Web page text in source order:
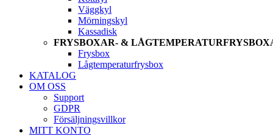
Väggkyl
Mörningskyl
Kassadisk
FRYSBOXAR- &
Frysbox
Lågtemperaturfrysbox
KATALOG
OM OSS
Support
GDPR
Försäljningsvillkor
MITT KONTO